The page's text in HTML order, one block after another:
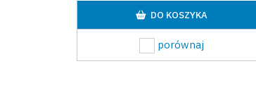
DO KOSZYKA
porównaj